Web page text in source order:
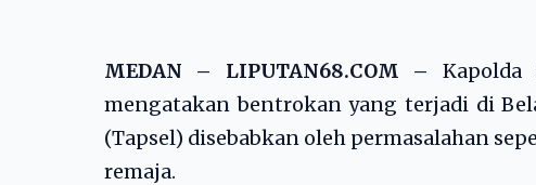
MEDAN – LIPUTAN68.COM –
mengatakan bentrokan yang terjadi di
(Tapsel) disebabkan oleh permasalahan
remaja.